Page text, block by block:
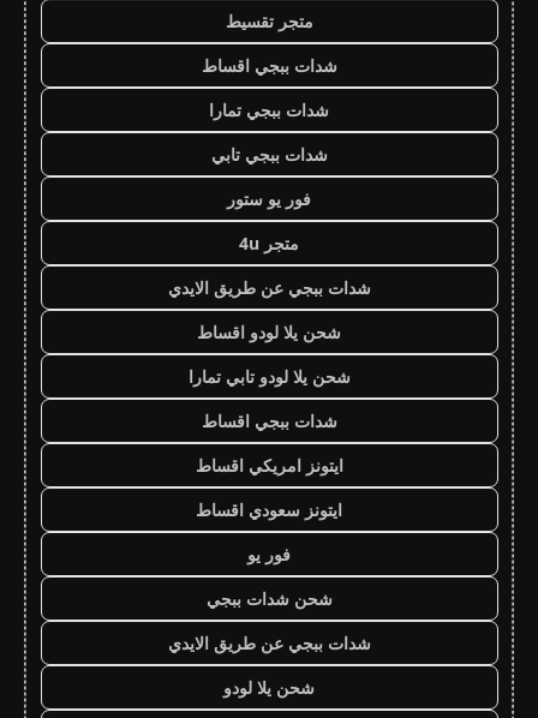
متجر تقسيط
شدات ببجي اقساط
شدات ببجي تمارا
شدات ببجي تابي
فور يو ستور
متجر 4u
شدات ببجي عن طريق الايدي
شحن يلا لودو اقساط
شحن يلا لودو تابي تمارا
شدات ببجي اقساط
ايتونز امريكي اقساط
ايتونز سعودي اقساط
فور يو
شحن شدات ببجي
شدات ببجي عن طريق الايدي
شحن يلا لودو